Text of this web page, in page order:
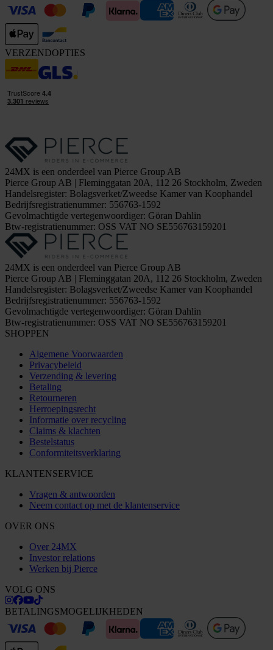
VERZENDOPTIES
24MX is een onderdeel van Pierce Group AB
Pierce Group AB | Fleminggatan 20A, 112 26 Stockholm, Zweden
Handelsregister: Bolagsverket/Zweedse Kamer van Koophandel
Bedrijfsregistratienummer: 556763-1592
Gevolmachtigde vertegenwoordiger: Göran Dahlin
Btw-registratienummer: OSS VAT NO SE556763159201
24MX is een onderdeel van Pierce Group AB
Pierce Group AB | Fleminggatan 20A, 112 26 Stockholm, Zweden
Handelsregister: Bolagsverket/Zweedse Kamer van Koophandel
Bedrijfsregistratienummer: 556763-1592
Gevolmachtigde vertegenwoordiger: Göran Dahlin
Btw-registratienummer: OSS VAT NO SE556763159201
SHOPPEN
Algemene Voorwaarden
Privacybeleid
Verzending & levering
Betaling
Retourneren
Herroepingsrecht
Informatie over recycling
Claims & klachten
Bestelstatus
Conformiteitsverklaring
KLANTENSERVICE
Vragen & antwoorden
Neem contact op met de klantenservice
OVER ONS
Over 24MX
Investor relations
Werken bij Pierce
VOLG ONS
BETALINGSMOGELIJKHEDEN